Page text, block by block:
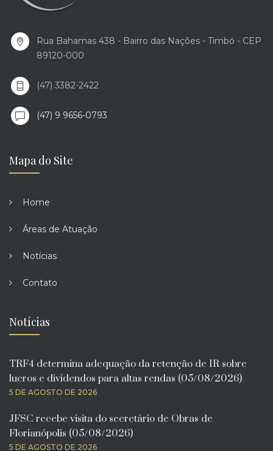
Rua Bahamas 438 - Bairro das Nações - Timbó - CEP
89120-000
(47) 3382-2422
(47) 9 9656-0793
Mapa do Site
Home
Áreas de Atuação
Notícias
Contato
Notícias
TRF4 determina adequação da retenção de IR sobre
lucros e dividendos para altas rendas (05/08/2026)
5 DE AGOSTO DE 2026
JFSC recebe visita do secretário de Obras de
Florianópolis (05/08/2026)
5 DE AGOSTO DE 2026